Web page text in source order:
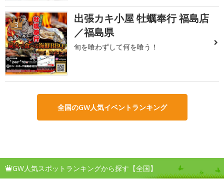
3
出張カキ小屋 牡蠣奉行 福島店
／福島県
旬を喰わずして何を喰う！
全国のGW人気イベントランキング
GW人気スポットランキングから探す【全国】